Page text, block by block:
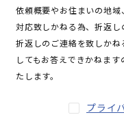
依頼概要やお住まいの地域
対応致しかねる為、折返し
折返しのご連絡を致しか
してもお答えできかねま
たします。
プライ